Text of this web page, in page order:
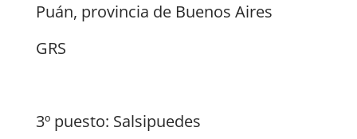
Puán, provincia de Buenos Aires
GRS
3º puesto: Salsipuedes